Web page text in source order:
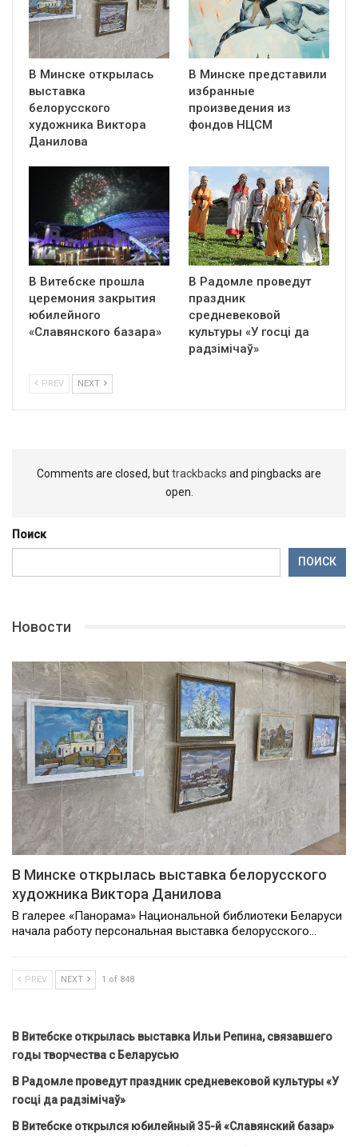
В Минске открылась
выставка
белорусского
художника Виктора
Данилова
В Минске представили
избранные
произведения из
фондов НЦСМ
В Витебске прошла
церемония закрытия
юбилейного
«Славянского базара»
В Радомле проведут
праздник
средневековой
культуры «У госці да
радзімічаў»
PREV NEXT
Comments are closed, buttrackbacks and pingbacks are
open.
Поиск
ПОИСК
Новости
В Минске открылась выставка белорусского
художника Виктора Данилова
В галерее «Панорама» Национальной библиотеки Беларуси
начала работу персональная выставка белорусского…
PREV NEXT 1 of 848
В Витебске открылась выставка Ильи Репина, связавшего
годы творчества с Беларусью
В Радомле проведут праздник средневековой культуры «У
госці да радзімічаў»
В Витебске открылся юбилейный 35-й «Славянский базар»